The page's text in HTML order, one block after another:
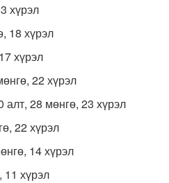
хүрэл
18 хүрэл
хүрэл
22 хүрэл
28 мөнгө, 23 хүрэл
22 хүрэл
14 хүрэл
11 хүрэл